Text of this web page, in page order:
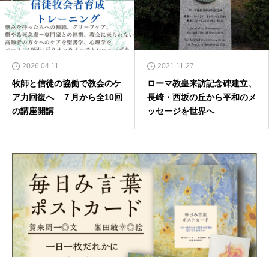
2026.04.11
牧師と信徒の協働で教会のケ
ア力回復へ ７月から全10回
の講座開講
2021.11.27
ローマ教皇来訪記念碑建立、
長崎・西坂の丘から平和のメ
ッセージを世界へ